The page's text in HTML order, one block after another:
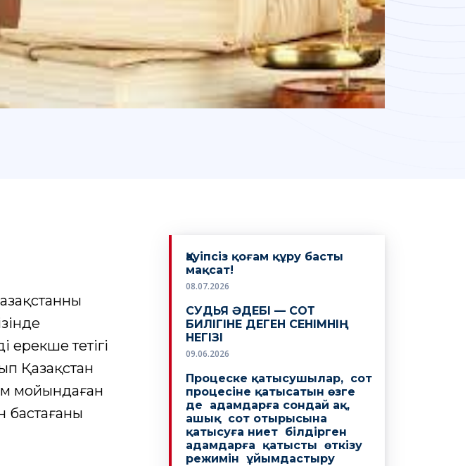
ерекше тетігі
Қазақстан
мойындаған
бастағаны
Қауіпсіз қоғам құру басты
мақсат!
08.07.2026
СУДЬЯ ӘДЕБІ — СОТ
БИЛІГІНЕ ДЕГЕН СЕНІМНІҢ
НЕГІЗІ
09.06.2026
Процеске қатысушылар, сот
процесіне қатысатын өзге
де адамдарға сондай ақ,
ашық сот отырысына
қатысуға ниет білдірген
адамдарға қатысты өткізу
режимін ұйымдастыру